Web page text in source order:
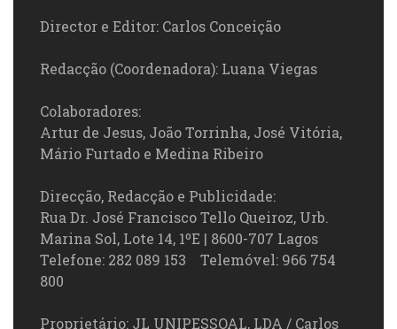
Director e Editor: Carlos Conceição
Redacção (Coordenadora): Luana Viegas
Colaboradores:
Artur de Jesus, João Torrinha, José Vitória,
Mário Furtado e Medina Ribeiro
Direcção, Redacção e Publicidade:
Rua Dr. José Francisco Tello Queiroz, Urb.
Marina Sol, Lote 14, 1ºE | 8600-707 Lagos
Telefone: 282 089 153 Telemóvel: 966 754
800
Proprietário: JL UNIPESSOAL, LDA / Carlos